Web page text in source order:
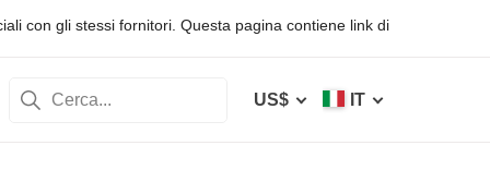
con gli stessi fornitori. Questa pagina contiene link di
US$ IT